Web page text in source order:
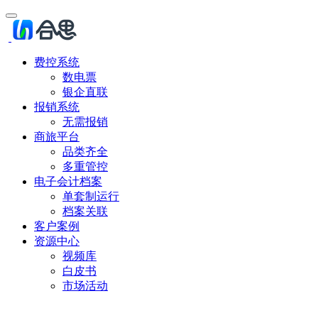
费控系统
数电票
银企直联
报销系统
无需报销
商旅平台
品类齐全
多重管控
电子会计档案
单套制运行
档案关联
客户案例
资源中心
视频库
白皮书
市场活动